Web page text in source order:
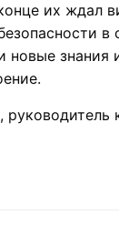
их ждал
в
новые знания
руководитель